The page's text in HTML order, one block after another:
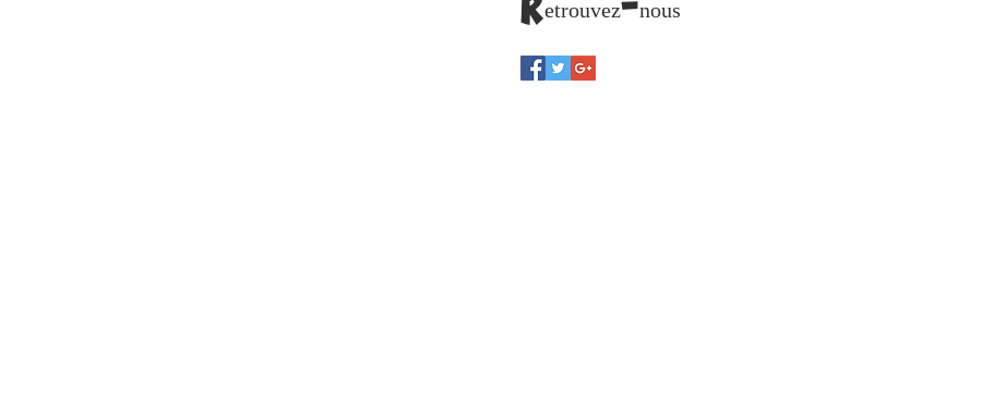
Retrouvez-nous